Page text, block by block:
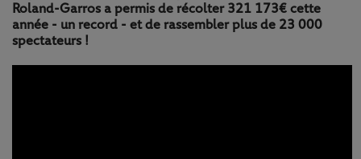
Roland-Garros a permis de récolter 321 173€ cette
année - un record - et de rassembler plus de 23 000
spectateurs !